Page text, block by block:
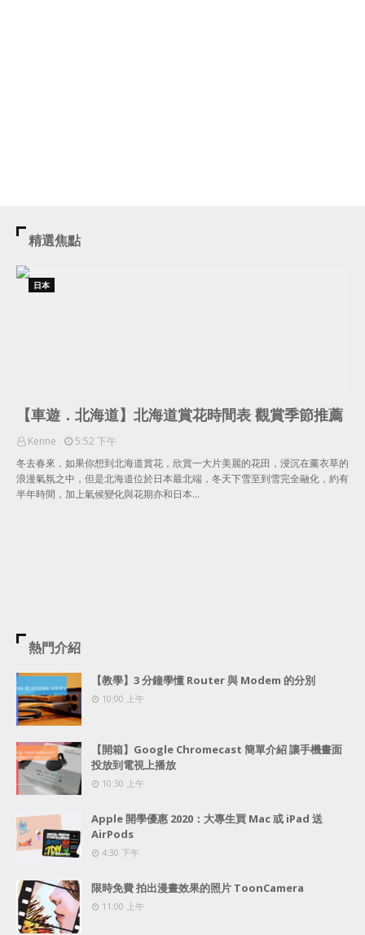
精選焦點
日本
【車遊．北海道】北海道賞花時間表 觀賞季節推薦
Kenne
5:52 下午
冬去春來，如果你想到北海道賞花，欣賞一大片美麗的花田，浸沉在薰衣草的
浪漫氣氛之中，但是北海道位於日本最北端，冬天下雪至到雪完全融化，約有
半年時間，加上氣候變化與花期亦和日本…
熱門介紹
【教學】3 分鐘學懂 Router 與 Modem 的分別
10:00 上午
【開箱】Google Chromecast 簡單介紹 讓手機畫面
投放到電視上播放
10:30 上午
Apple 開學優惠 2020：大專生買 Mac 或 iPad 送
AirPods
4:30 下午
限時免費 拍出漫畫效果的照片 ToonCamera
11:00 上午